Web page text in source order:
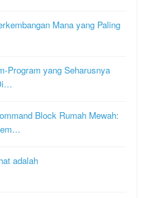
Mana yang Paling
Program yang Seharusnya
Block Rumah Mewah:
adalah